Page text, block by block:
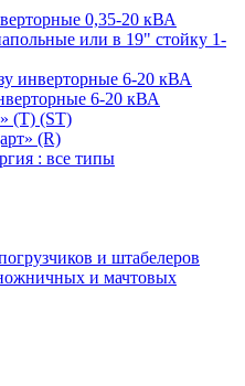
0,35-20 кВА
или в 19" стойку 1-
инверторные 6-20 кВА
6-20 кВА
(T) (ST)
(R)
: все типы
и штабелеров
и мачтовых